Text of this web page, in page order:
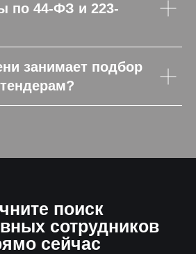
по 44-ФЗ и 223-
занимает подбор
поиск
сотрудников
сейчас